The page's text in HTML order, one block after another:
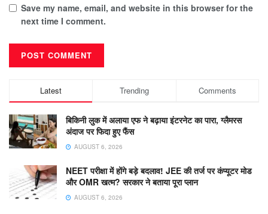
Save my name, email, and website in this browser for the
next time I comment.
Latest Trending Comments
बिकिनी लुक में अलाया एफ ने बढ़ाया इंटरनेट का पारा, ग्लैमरस
अंदाज पर फिदा हुए फैंस
AUGUST 6, 2026
NEET परीक्षा में होंगे बड़े बदलाव! JEE की तर्ज पर कंप्यूटर मोड
और OMR खत्म? सरकार ने बताया पूरा प्लान
AUGUST 6, 2026